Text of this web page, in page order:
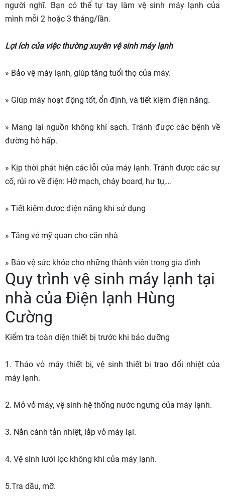
người nghĩ. Bạn có thể tự tay làm vệ sinh máy lạnh của
mình mỗi 2 hoặc 3 tháng/lần.
Lợi ích của việc thường xuyên vệ sinh máy lạnh
» Bảo vệ máy lạnh, giúp tăng tuổi thọ của máy.
» Giúp máy hoạt động tốt, ổn định, và tiết kiệm điện năng.
» Mang lại nguồn không khí sạch. Tránh được các bệnh về
đường hô hấp.
» Kịp thời phát hiện các lỗi của máy lạnh. Tránh được các sự
cố, rủi ro về điện: Hở mạch, cháy board, hư tụ,…
» Tiết kiệm được điện năng khi sử dụng
» Tăng vẻ mỹ quan cho căn nhà
» Bảo vệ sức khỏe cho những thành viên trong gia đình
Quy trình vệ sinh máy lạnh tại
nhà của Điện lạnh Hùng
Cường
Kiểm tra toàn diện thiết bị trước khi bảo dưỡng
1. Tháo vỏ máy thiết bị, vệ sinh thiết bị trao đổi nhiệt của
máy lạnh.
2. Mở vỏ máy, vệ sinh hệ thống nước ngưng của máy lạnh.
3. Nắn cánh tản nhiệt, lắp vỏ máy lại.
4. Vệ sinh lưới lọc không khí của máy lạnh.
5.Tra dầu, mỡ.